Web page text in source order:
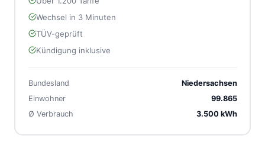
Wechsel in 3 Minuten
TÜV-geprüft
Kündigung inklusive
Bundesland
Niedersachsen
Einwohner
99.865
Ø Verbrauch
3.500 kWh